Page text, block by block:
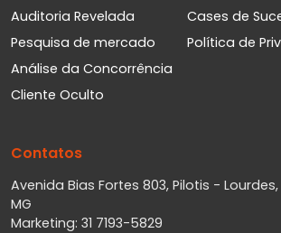
Auditoria Revelada
Pesquisa de mercado
Análise da Concorrência
Cliente Oculto
Cases de
Política de
Contatos
Avenida Bias Fortes 803, Pilotis -
MG
Marketing: 31 7193-5829